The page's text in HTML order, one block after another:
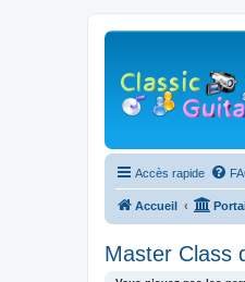
Accès rapide
Accueil
Master Class